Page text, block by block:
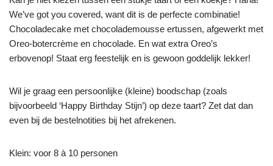
We’ve got you covered, want dit is de perfecte combinatie!
Chocoladecake met chocolademousse ertussen, afgewerkt met
Oreo-botercrème en chocolade. En wat extra Oreo’s
erbovenop! Staat erg feestelijk en is gewoon goddelijk lekker!
Wil je graag een persoonlijke (kleine) boodschap (zoals
bijvoorbeeld ‘Happy Birthday Stijn’) op deze taart? Zet dat dan
even bij de bestelnotities bij het afrekenen.
Klein: voor 8 à 10 personen